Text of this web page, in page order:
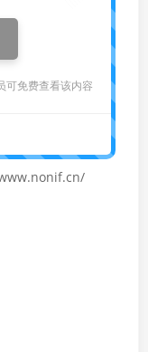
可免费查看该内容